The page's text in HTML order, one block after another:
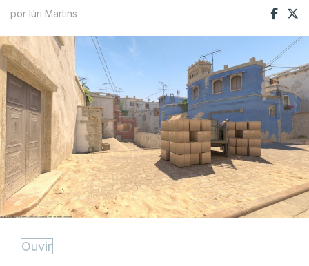
por Iúri Martins
Ouvir